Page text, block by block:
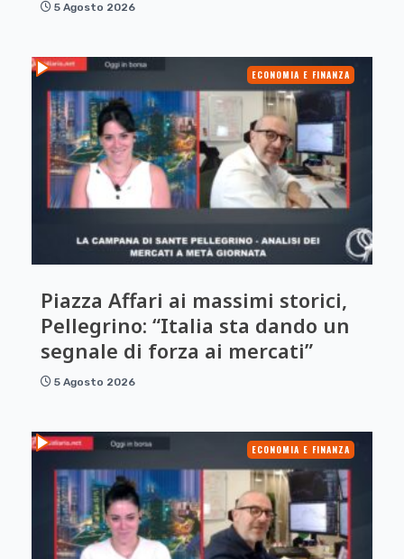
5 Agosto 2026
ECONOMIA E FINANZA
Piazza Affari ai massimi storici,
Pellegrino: “Italia sta dando un
segnale di forza ai mercati”
5 Agosto 2026
ECONOMIA E FINANZA